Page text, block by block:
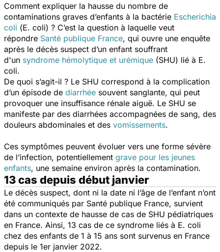
Comment expliquer la hausse du nombre de
contaminations graves d’enfants à la bactérie Escherichia
coli (E. coli) ? C’est la question à laquelle veut
répondre Santé publique France, qui ouvre une enquête
après le décès suspect d’un enfant souffrant
d'un syndrome hémolytique et urémique (SHU) lié à E.
coli.
De quoi s’agit-il ? Le SHU correspond à la complication
d’un épisode de diarrhée souvent sanglante, qui peut
provoquer une insuffisance rénale aiguë. Le SHU se
manifeste par des diarrhées accompagnées de sang, des
douleurs abdominales et des vomissements.
Ces symptômes peuvent évoluer vers une forme sévère
de l’infection, potentiellement grave pour les jeunes
enfants, une semaine environ après la contamination.
13 cas depuis début janvier
Le décès suspect, dont ni la date ni l’âge de l’enfant n’ont
été communiqués par Santé publique France, survient
dans un contexte de hausse de cas de SHU pédiatriques
en France. Ainsi, 13 cas de ce syndrome liés à E. coli
chez des enfants de 1 à 15 ans sont survenus en France
depuis le 1er janvier 2022.